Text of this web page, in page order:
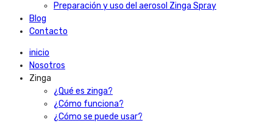
Preparación y uso del aerosol Zinga Spray
Blog
Contacto
inicio
Nosotros
Zinga
¿Qué es zinga?
¿Cómo funciona?
¿Cómo se puede usar?